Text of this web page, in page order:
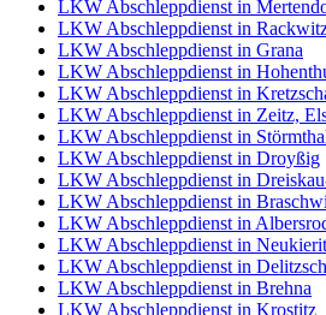
LKW Abschleppdienst in
LKW Abschleppdienst in
LKW Abschleppdienst in Grana
LKW Abschleppdienst in
LKW Abschleppdienst in
LKW Abschleppdienst in Zeitz,
LKW Abschleppdienst in
LKW Abschleppdienst in Droyßig
LKW Abschleppdienst in
LKW Abschleppdienst in
LKW Abschleppdienst in
LKW Abschleppdienst in
LKW Abschleppdienst in Delitzsch
LKW Abschleppdienst in Brehna
LKW Abschleppdienst in Krostitz